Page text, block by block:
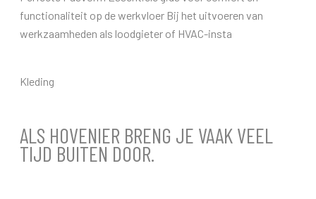
functionaliteit op de werkvloer Bij het uitvoeren van
werkzaamheden als loodgieter of HVAC-insta
Kleding
ALS HOVENIER BRENG JE VAAK VEEL
TIJD BUITEN DOOR.